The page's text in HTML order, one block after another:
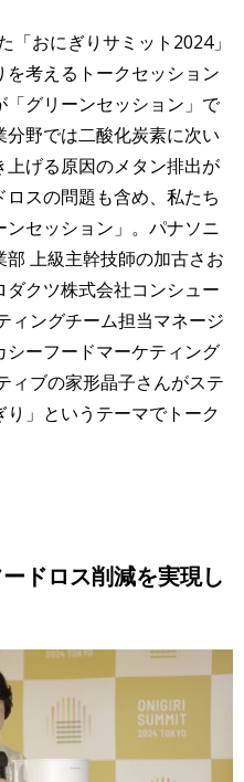
「おにぎりサミット2024」
考えるトークセッション
グリーンセッション」で
野では二酸化炭素に次い
げる原因のメタン排出が
スの問題も含め、私たち
セッション」。パナソニ
上級主幹技師の加古さお
クツ株式会社コンシュー
ィングチーム担当マネージ
ーフードマーケティング
ィブの家形晶子さんがステ
」というテーマでトーク
ドロス削減を実現し